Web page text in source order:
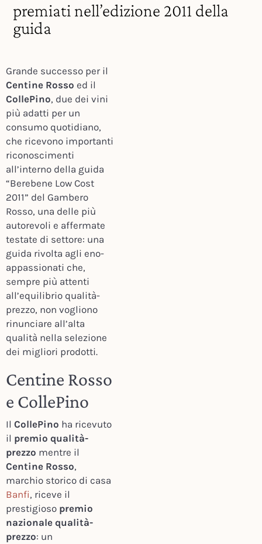
premiati nell’edizione 2011 della
guida
Grande successo per il
Centine Rosso ed il
CollePino, due dei vini
più adatti per un
consumo quotidiano,
che ricevono importanti
riconoscimenti
all’interno della guida
“Berebene Low Cost
2011” del Gambero
Rosso, una delle più
autorevoli e affermate
testate di settore: una
guida rivolta agli eno-
appassionati che,
sempre più attenti
all’equilibrio qualità-
prezzo, non vogliono
rinunciare all’alta
qualità nella selezione
dei migliori prodotti.
Centine Rosso
e CollePino
Il CollePino ha ricevuto
il premio qualità-
prezzo mentre il
Centine Rosso,
marchio storico di casa
Banfi, riceve il
prestigioso premio
nazionale qualità-
prezzo: un